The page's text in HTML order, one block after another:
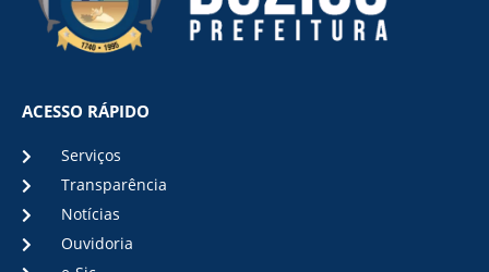
ACESSO RÁPIDO
Serviços
Transparência
Notícias
Ouvidoria